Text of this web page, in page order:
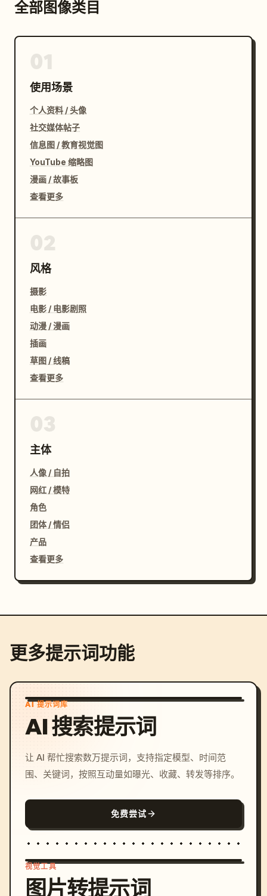
全部图像类目
使用场景
个人资料 / 头像
社交媒体帖子
信息图 / 教育视觉图
YouTube 缩略图
漫画 / 故事板
查看更多
风格
摄影
电影 / 电影剧照
动漫 / 漫画
插画
草图 / 线稿
查看更多
主体
人像 / 自拍
网红 / 模特
角色
团体 / 情侣
产品
查看更多
更多提示词功能
AI 提示词库
AI 搜索提示词
让 AI 帮忙搜索数万提示词，支持指定模型、时间范
围、关键词，按照互动量如曝光、收藏、转发等排序。
免费尝试
视觉工具
图片转提示词